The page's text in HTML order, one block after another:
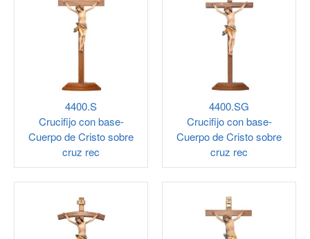
4400.S
Crucifijo con base-
Cuerpo de Cristo sobre
cruz rec
4400.SG
Crucifijo con base-
Cuerpo de Cristo sobre
cruz rec